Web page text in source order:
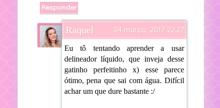
Responder
Raquel 04 março, 2017 22:27
Eu tô tentando aprender a usar
delineador líquido, que inveja desse
gatinho perfeitinho x) esse parece
ótimo, pena que sai com água. Difícil
achar um que dure bastante :/